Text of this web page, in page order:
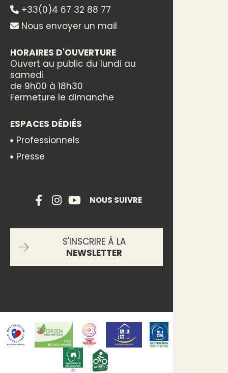
+33(0)4 67 32 88 77
Nous envoyer un mail
HORAIRES D'OUVERTURE
Ouvert au public du lundi au
samedi
de 9h00 à 18h30
Fermeture le dimanche
ESPACES DÉDIÉS
Professionnels
Presse
NOUS SUIVRE
S'INSCRIRE À LA
NEWSLETTER